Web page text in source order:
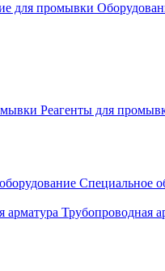
Реагенты для
Специальное
Трубопроводная